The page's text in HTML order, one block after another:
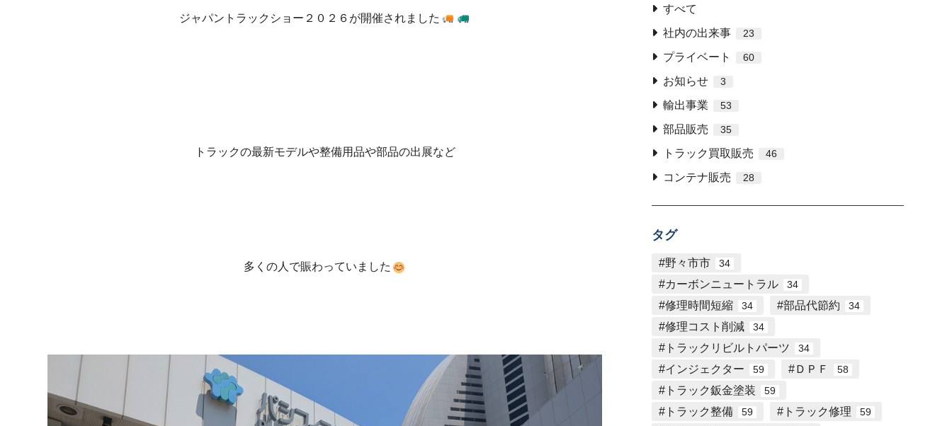
ジャパントラックショー２０２６が開催されました
トラックの最新モデルや整備用品や部品の出展など
多くの人で賑わっていました
すべて
社内の出来事
23
プライベート 60
お知らせ 3
輸出事業 53
部品販売 35
トラック買取販売 46
コンテナ販売 28
タグ
野々市市 34
カーボンニュートラル 34
修理時間短縮 34 部品代節約 34
修理コスト削減 34
トラックリビルトパーツ 34
インジェクター 59 ＤＰＦ 58
トラック鈑金塗装 59
トラック整備 59 トラック修理 59